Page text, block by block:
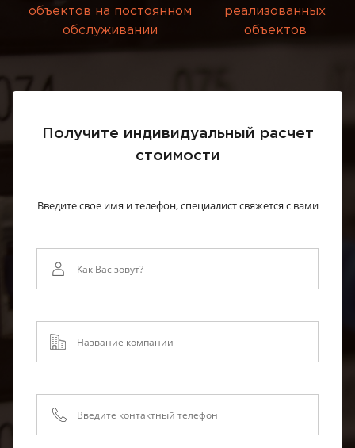
Получите индивидуальный расчет
стоимости
Введите свое имя и телефон, специалист свяжется с вами
реализованных
объектов
объектов на постоянном
обслуживании